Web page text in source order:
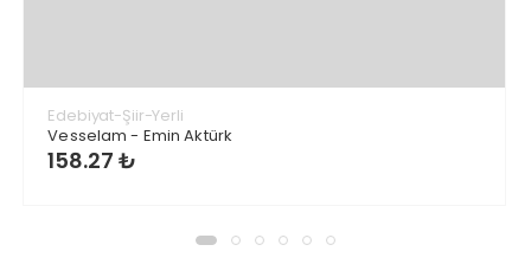
Edebiyat-Şiir-Yerli
Vesselam - Emin Aktürk
158.27 ₺